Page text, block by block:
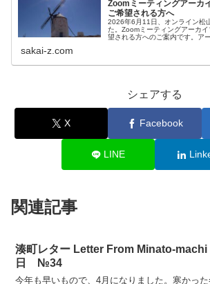
Zoomミーティングアーカ
ご希望される方へ
2026年6月11日、オンライン松
た。Zoomミーティングアーカ
望される方へのご案内です。ア
sakai-z.com
シェアする
X Facebook
LINE
関連記事
湊町レター Letter From Minato-
日 №34
今年も早いもので、4月になりました。寒かっ